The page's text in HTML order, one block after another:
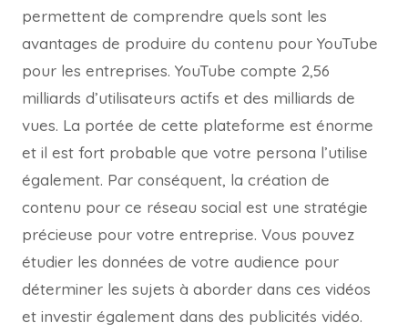
permettent de comprendre quels sont les
avantages de produire du contenu pour YouTube
pour les entreprises. YouTube compte 2,56
milliards d’utilisateurs actifs et des milliards de
vues. La portée de cette plateforme est énorme
et il est fort probable que votre persona l’utilise
également. Par conséquent, la création de
contenu pour ce réseau social est une stratégie
précieuse pour votre entreprise. Vous pouvez
étudier les données de votre audience pour
déterminer les sujets à aborder dans ces vidéos
et investir également dans des publicités vidéo.